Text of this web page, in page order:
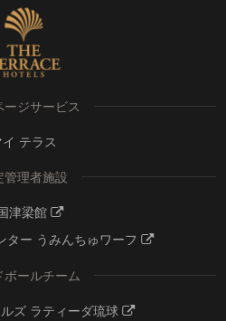
ージサービス
イ テラス
管理者施設
津梁館
ター うみんちゅワーフ
ボールチーム
ズ ラティーダ琉球